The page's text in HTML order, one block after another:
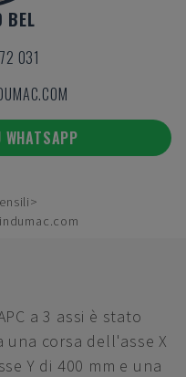
BEL
031
WHATSAPP
a 3 assi è stato
corsa dell'asse X
Y di 400 mm e una